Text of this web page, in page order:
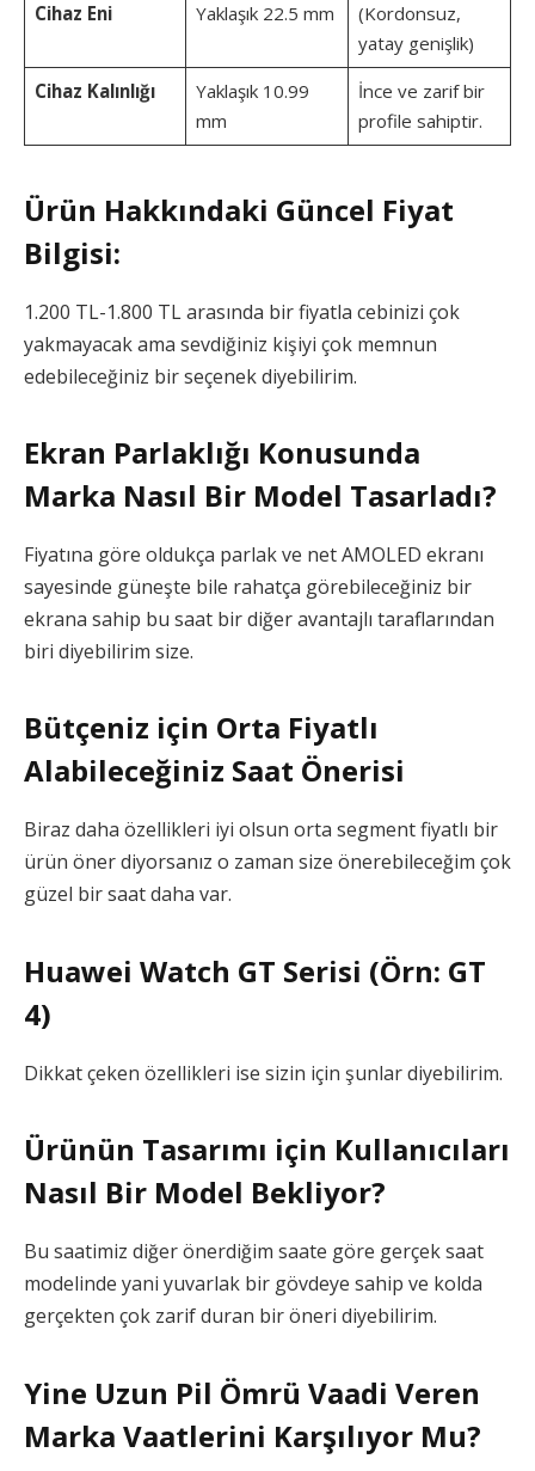
Cihaz Eni
Yaklaşık 22.5 mm
(Kordonsuz,
yatay genişlik)
Cihaz Kalınlığı
Yaklaşık 10.99
mm
İnce ve zarif bir
profile sahiptir.
Ürün Hakkındaki Güncel Fiyat
Bilgisi:
1.200 TL-1.800 TL arasında bir fiyatla cebinizi çok
yakmayacak ama sevdiğiniz kişiyi çok memnun
edebileceğiniz bir seçenek diyebilirim.
Ekran Parlaklığı Konusunda
Marka Nasıl Bir Model Tasarladı?
Fiyatına göre oldukça parlak ve net AMOLED ekranı
sayesinde güneşte bile rahatça görebileceğiniz bir
ekrana sahip bu saat bir diğer avantajlı taraflarından
biri diyebilirim size.
Bütçeniz için Orta Fiyatlı
Alabileceğiniz Saat Önerisi
Biraz daha özellikleri iyi olsun orta segment fiyatlı bir
ürün öner diyorsanız o zaman size önerebileceğim çok
güzel bir saat daha var.
Huawei Watch GT Serisi (Örn: GT
4)
Dikkat çeken özellikleri ise sizin için şunlar diyebilirim.
Ürünün Tasarımı için Kullanıcıları
Nasıl Bir Model Bekliyor?
Bu saatimiz diğer önerdiğim saate göre gerçek saat
modelinde yani yuvarlak bir gövdeye sahip ve kolda
gerçekten çok zarif duran bir öneri diyebilirim.
Yine Uzun Pil Ömrü Vaadi Veren
Marka Vaatlerini Karşılıyor Mu?